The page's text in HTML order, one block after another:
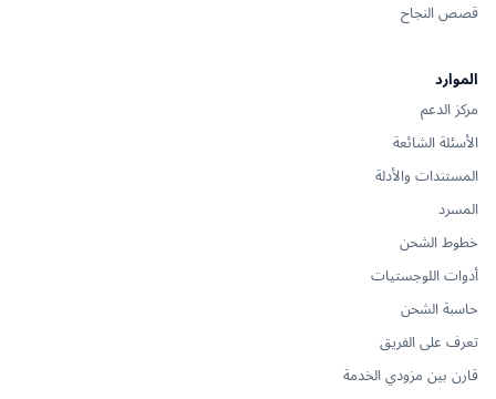
قصص النجاح
الموارد
مركز الدعم
الأسئلة الشائعة
المستندات والأدلة
المسرد
خطوط الشحن
أدوات اللوجستيات
حاسبة الشحن
تعرف على الفريق
قارن بين مزودي الخدمة